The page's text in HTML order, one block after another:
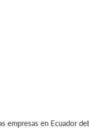
empresas en Ecuador